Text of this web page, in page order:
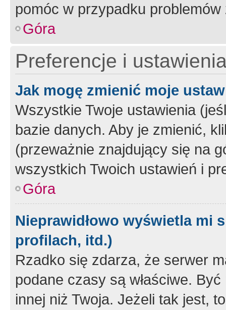
pomóc w przypadku
Góra
Preferencje i
Jak mogę zmienić moje
Wszystkie Twoje ustawienia
bazie danych. Aby je zmienić,
(przeważnie znajdujący się na
wszystkich Twoich ustawień i
Góra
Nieprawidłowo wyświetla mi
profilach, itd.)
Rzadko się zdarza, że serwer
podane czasy są właściwe.
innej niż Twoja. Jeżeli tak jest,